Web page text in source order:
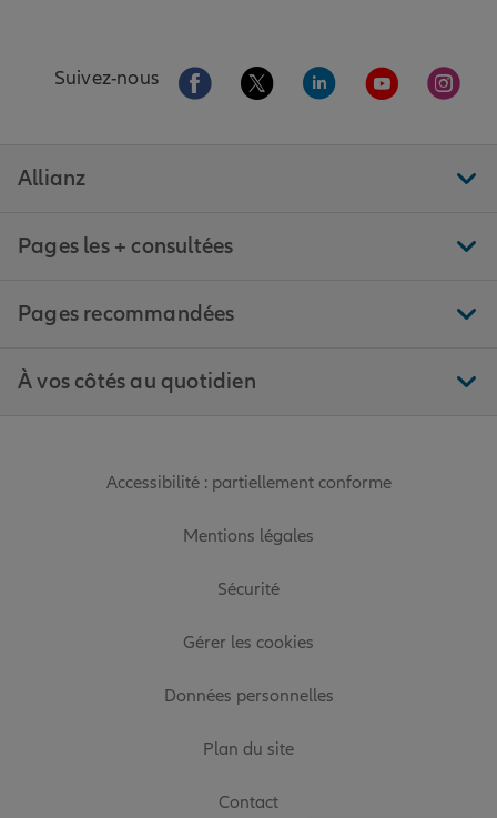
Suivez-nous Aller sur la page Facebook de Allianz
Aller sur la page Twitter de
Aller sur la page
Aller sur la
Aller
Allianz
Pages les + consultées
Pages recommandées
À vos côtés au quotidien
Accessibilité : partiellement conforme
Mentions légales
Sécurité
Gérer les cookies
Données personnelles
Plan du site
Contact